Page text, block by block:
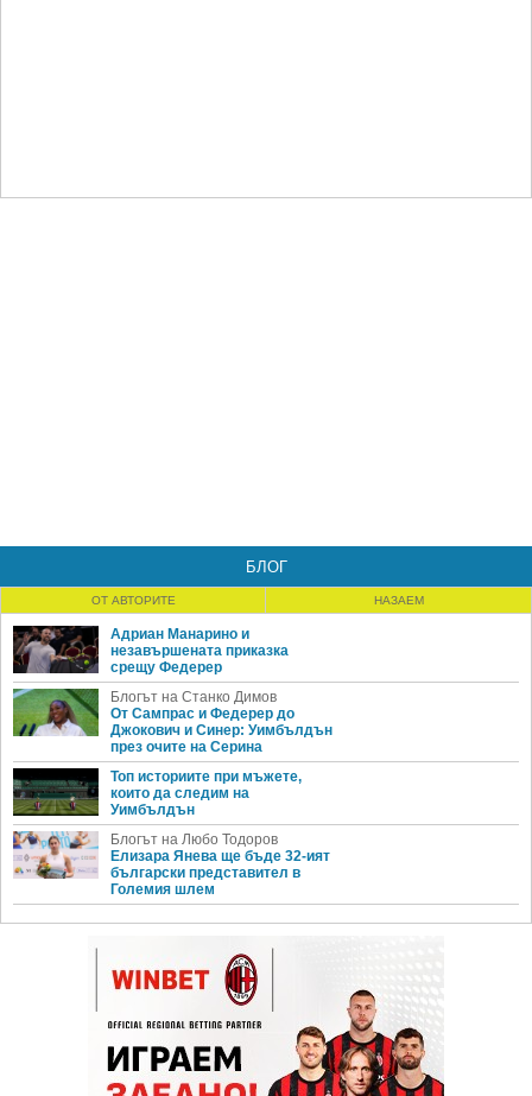
БЛОГ
ОТ АВТОРИТЕ НАЗАЕМ
Адриан Манарино и
незавършената приказка
срещу Федерер
Блогът на Станко Димов
От Сампрас и Федерер до
Джокович и Синер: Уимбълдън
през очите на Серина
Топ историите при мъжете,
които да следим на
Уимбълдън
Блогът на Любо Тодоров
Елизара Янева ще бъде 32-ият
български представител в
Големия шлем